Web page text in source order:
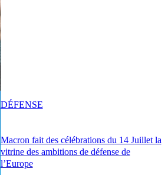
Macron fait des célébrations du 14 Juillet la
vitrine des ambitions de défense de
l’Europe
DÉFENSE